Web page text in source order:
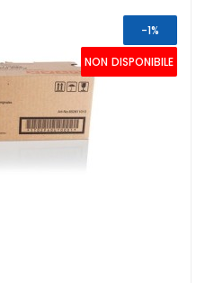
NON DISPONIBILE
-1%